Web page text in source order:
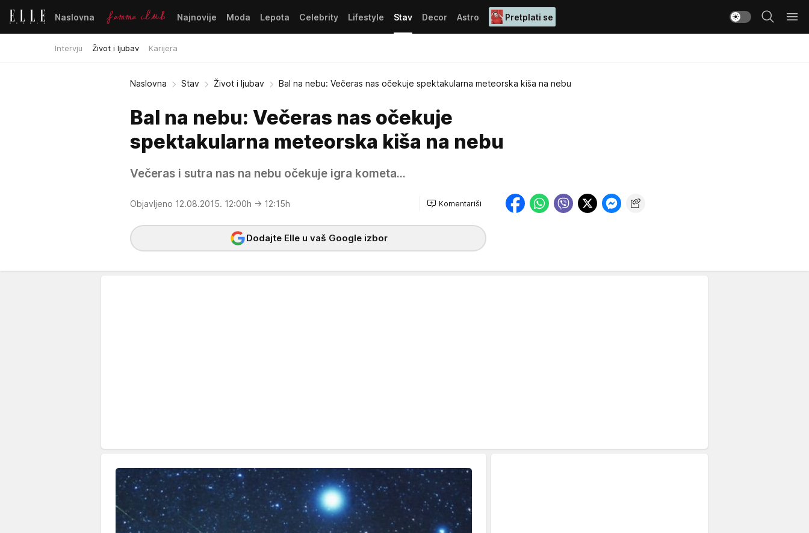
Naslovna Najnovije Moda Lepota Celebrity Lifestyle Stav
Intervju Život i ljubav Karijera
Decor Astro Pretplati se
Naslovna Stav Život i ljubav Bal na nebu: Večeras nas očekuje spektakularna meteorska kiša na nebu
Bal na nebu: Večeras nas očekuje
spektakularna meteorska kiša na nebu
Večeras i sutra nas na nebu očekuje igra kometa...
Objavljeno 12.08.2015. 12:00h → 12:15h Komentariši
Dodajte Elle u vaš Google izbor